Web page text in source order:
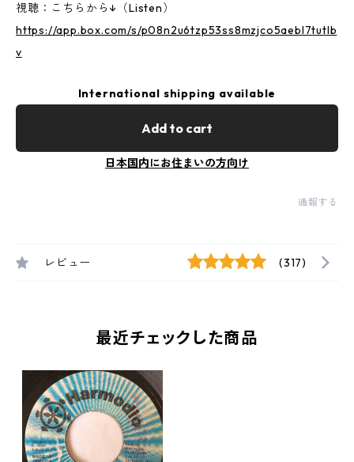
視聴：こちらから↓（Listen）
https://app.box.com/s/p08n2u6tzp53ss8mzjco5aebl7tutlb
v
International shipping available
Add to cart
日本国内にお住まいの方向け
通報する
レビュー (317)
最近チェックした商品